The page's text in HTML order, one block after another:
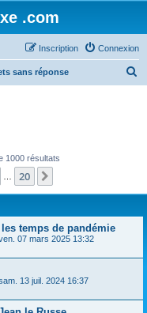
.com
Connexion
Inscription
sans réponse
1000 résultats
20
temps de pandémie
07 mars 2025 13:32
13 juil. 2024 16:37